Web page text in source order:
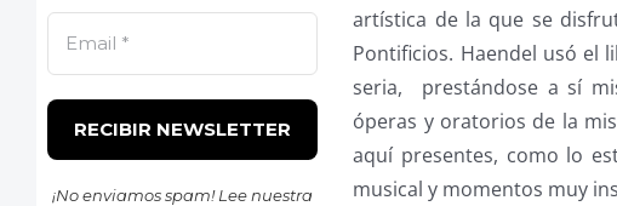
¡No enviamos spam! Lee nuestra
artística de la que se
Pontificios. Haendel usó el
seria, prestándose a sí
óperas y oratorios de la
aquí presentes, como lo
musical y momentos muy